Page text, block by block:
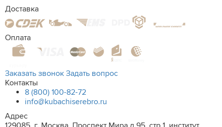
Доставка
Оплата
Заказать звонок Задать вопрос
Контакты
8 (800) 100-82-72
info@kubachiserebro.ru
Адрес